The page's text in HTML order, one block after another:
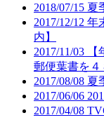
2018/07/15 夏
2017/12/12 年
内】
2017/11/03
郵便葉書を４
2017/08/08 夏
2017/06/06
2017/04/08